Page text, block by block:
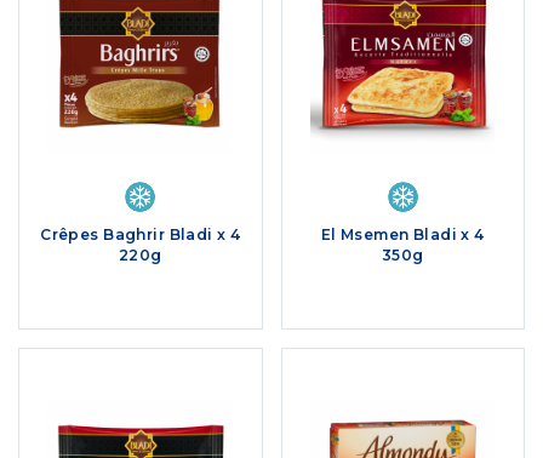
Crêpes Baghrir Bladi x 4
220g
El Msemen Bladi x 4
350g